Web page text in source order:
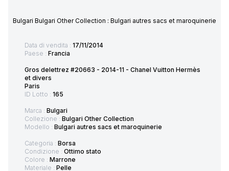
Bulgari Bulgari Other Collection : Bulgari autres sacs et maroquinerie
Data di vendita : 17/11/2014
Paese : Francia
Gros delettrez #20663 - 2014-11 - Chanel Vuitton Hermès
et divers
Paris
ID Lotto : 165
Marca : Bulgari
Collezione : Bulgari Other Collection
Modello : Bulgari autres sacs et maroquinerie
Categoria : Borsa
Condizione : Ottimo stato
Colore : Marrone
Materiale : Pelle